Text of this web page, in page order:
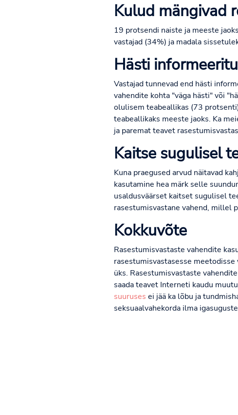
Kulud mängivad
19 protsendi naiste ja meeste
vastajad (34%) ja madala
Hästi
Vastajad tunnevad end hästi
vahendite kohta "väga hästi" või
olulisem teabeallikas (73
teabeallikaks meeste jaoks. Ka
ja paremat teavet
Kaitse sugulisel
Kuna praegused arvud näitavad
kasutamine hea märk selle
usaldusväärset kaitset sugulisel
rasestumisvastane vahend, millel
Kokkuvõte
Rasestumisvastaste vahendite
rasestumisvastasesse
üks. Rasestumisvastaste
saada teavet Interneti kaudu
suuruses ei jää ka lõbu ja
seksuaalvahekorda ilma